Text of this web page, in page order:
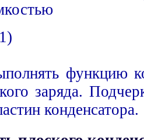
функцию
заряда.
конденсатора.